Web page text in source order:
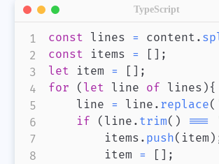
const lines = content .
const items = [ ] ;
let item = [ ] ;
for
( let line of lines ) {
    line
= line . replace(
if
( line . trim( ) ===
        items
. push( item )
        item
= [ ] ;
TypeScript